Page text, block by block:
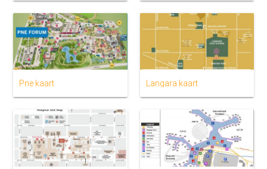
Pne kaart Langara kaart